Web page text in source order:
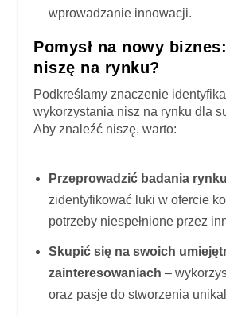
wprowadzanie innowacji.
Pomysł na nowy
niszę na rynku?
Podkreślamy znaczenie
wykorzystania nisz na rynku dla
Aby znaleźć niszę, warto:
Przeprowadzić badania rynku
zidentyfikować luki w ofercie
potrzeby niespełnione przez
Skupić się na swoich
zainteresowaniach –
oraz pasje do stworzenia